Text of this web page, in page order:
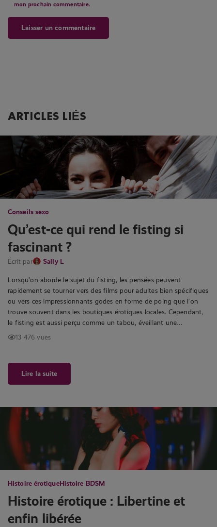
mon prochain commentaire.
ARTICLES LIÉS
Conseils sexo
Qu’est-ce qui rend le fisting si
fascinant ?
Écrit par Sally L
Lorsqu’on aborde le sujet du fisting, les pensées peuvent
rapidement se tourner vers des films pour adultes bien spécifiques
ou vers ces impressionnants godes en forme de poing que l’on
trouve souvent dans les boutiques érotiques locales. Cependant,
le fisting est aussi perçu comme un tabou, éveillant une…
13 476 vues
Lire la suite
Histoire érotiqueHistoire BDSM
Histoire érotique : Libertine et
enfin libérée